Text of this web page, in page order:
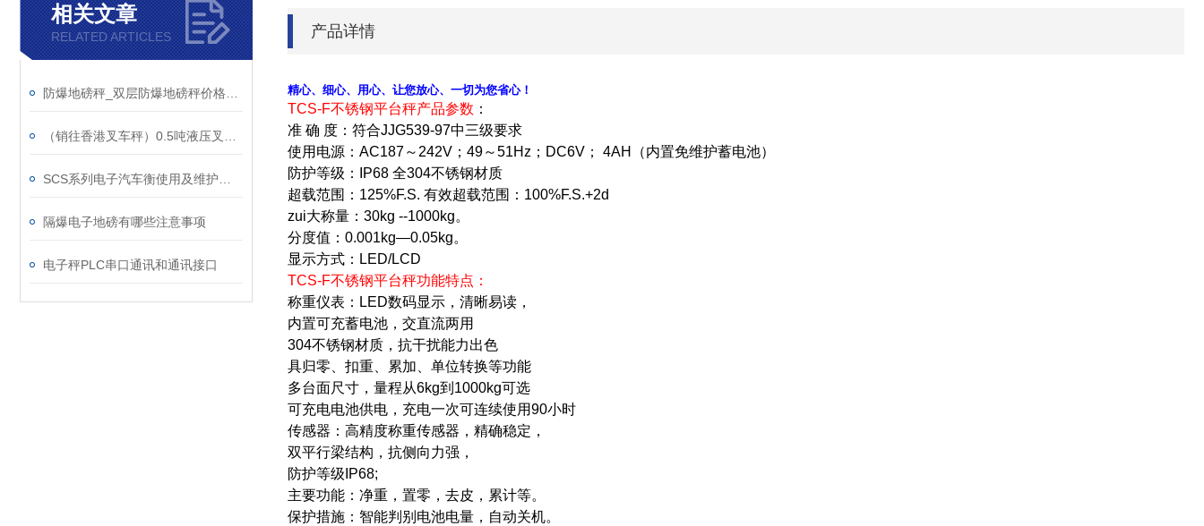
相关文章
RELATED ARTICLES
隔爆电子地磅有哪些注意事项
电子秤PLC串口通讯和通讯接口
产品详情
精心、细心、用心、让您放心、一切为您省心！
TCS-F不锈钢平台秤产品参数 ：
准 确 度：符合JJG539-97中三级要求
使用电源：AC187～242V；49～51Hz；DC6V； 4AH（内置免维护蓄电池）
防护等级：IP68 全304不锈钢材质
超载范围：125%F.S. 有效超载范围：100%F.S.+2d
zui大称量： 30kg --1000kg。
分度值： 0.001kg—0.05kg。
显示方式： LED/LCD
TCS-F不锈钢平台秤功能特点：
称重仪表： LED数码显示，清晰易读，
内置可充蓄电池，交直流两用
304不锈钢材质 ，抗干扰能力出色
具归零、扣重、累加、单位转换等功能
多台面尺寸，量程从6kg到 1000kg可选
可充电电池供电，充电一次可连续使用90小时
传感器：高精度称重传感器，精确稳定，
双平行梁结构，抗侧向力强，
防护等级 IP68;
主要功能：净重，置零，去皮，累计等。
保护措施：智能判别电池电量，自动关机。